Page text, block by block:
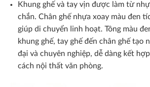
Khung ghế và tay vịn được làm từ
chắn. Chân ghế nhựa xoay màu đen
giúp di chuyển linh hoạt. Tông màu
khung ghế, tay ghế đến chân ghế tạo
đại và chuyên nghiệp, dễ dàng kết
cách nội thất văn phòng.